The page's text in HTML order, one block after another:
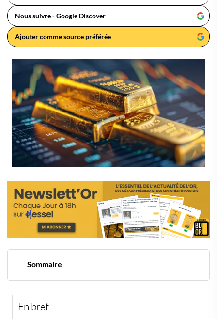
Nous suivre - Google Discover
Ajouter comme source préférée
Sommaire
Emploi dégradé, tensions politiques et or en
En bref